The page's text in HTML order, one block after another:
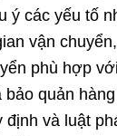
ý các yếu tố
vận
phù hợp
quản
định và luật